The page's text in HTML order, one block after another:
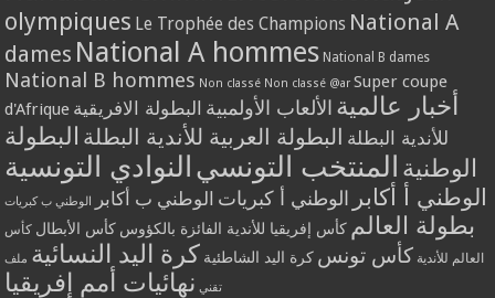
olympiques Le Trophée des Champions National A
dames National A hommes National B dames
National B hommes Non classé Non classé @ar Super coupe
d'Afrique
أخبار عالمية الألعاب الأولمبية البطولة الافريقية
للأندية البطلة البطولة العربية للأندية البطلة البطولة
الوطنية المنتخب التونسي النوادي التونسية
الوطني أ أكابر الوطني أ كبريات الوطني ب أكابر الوطني ب كبريات
بطولة العالم كأس إفريقيا للأندية الفائزة بالكؤوس كأس الأبطال كأس
العالم للأندية كأس تونس كرة اليد الشاطئية كرة اليد النسائية ملف
تقني نهائيات أمم إفريقيا